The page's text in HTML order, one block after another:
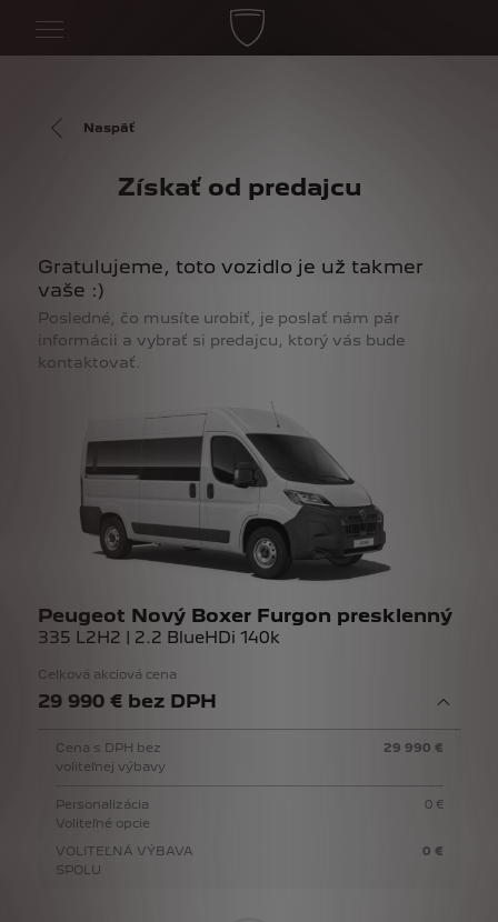
Naspäť
Získať od predajcu
Gratulujeme, toto vozidlo je už takmer
vaše :)
Posledné, čo musíte urobiť, je poslať nám pár
informácii a vybrať si predajcu, ktorý vás bude
kontaktovať.
Peugeot Nový Boxer Furgon presklenný
335 L2H2 | 2.2 BlueHDi 140k
Celková akciová cena
29 990 € bez DPH
Cena s DPH bez
voliteľnej výbavy
29 990 €
Personalizácia
0 €
Voliteľné opcie
VOLITEĽNÁ VÝBAVA
SPOLU
0 €